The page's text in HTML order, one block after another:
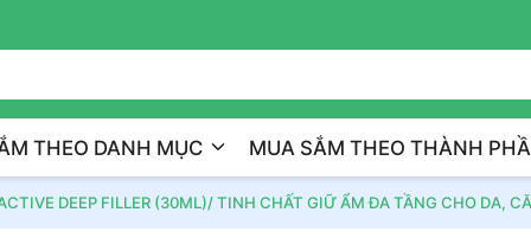
THEO DANH MỤC MUA SẮM THEO THÀNH
DEEP FILLER (30ML)/ TINH CHẤT GIỮ ẨM ĐA TẦNG CHO DA,